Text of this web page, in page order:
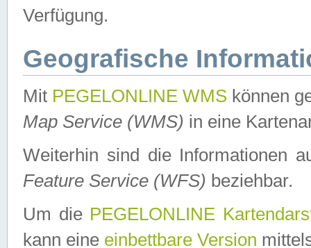
Verfügung.
Geografische
Mit PEGELONLINE WMS können
Map Service (WMS) in eine
Weiterhin sind die Informationen
Feature Service (WFS) beziehbar.
Um die PEGELONLINE
kann eine einbettbare Version